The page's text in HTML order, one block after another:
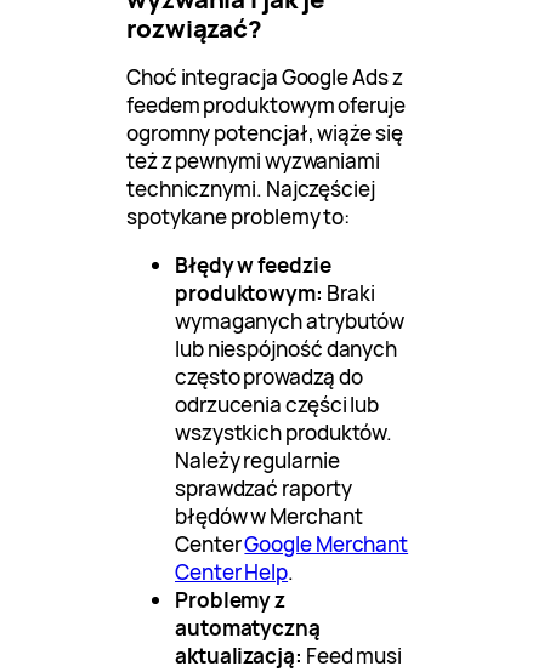
rozwiązać?
Choć integracja Google Ads z
feedem produktowym oferuje
ogromny potencjał, wiąże się
też z pewnymi wyzwaniami
technicznymi. Najczęściej
spotykane problemy to:
Błędy w feedzie
produktowym: Braki
wymaganych atrybutów
lub niespójność danych
często prowadzą do
odrzucenia części lub
wszystkich produktów.
Należy regularnie
sprawdzać raporty
błędów w Merchant
CenterGoogle Merchant
Center Help.
Problemy z
automatyczną
aktualizacją: Feed musi